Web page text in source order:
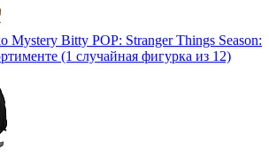
Mystery Bitty POP: Stranger Things Season:
(1 случайная фигурка из 12)